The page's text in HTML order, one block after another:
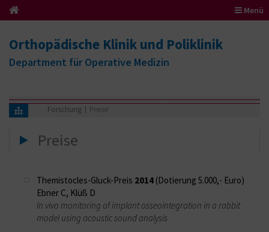
Menü
Orthopädische Klinik und Poliklinik
Department für Operative Medizin
Forschung Preise
Preise
Themistocles-Gluck-Preis 2014 (Dotierung 5.000,- Euro)
Ebner C, Klüß D
In vivo monitoring of implant osseointegration in a rabbit
model using acoustic sound analysis